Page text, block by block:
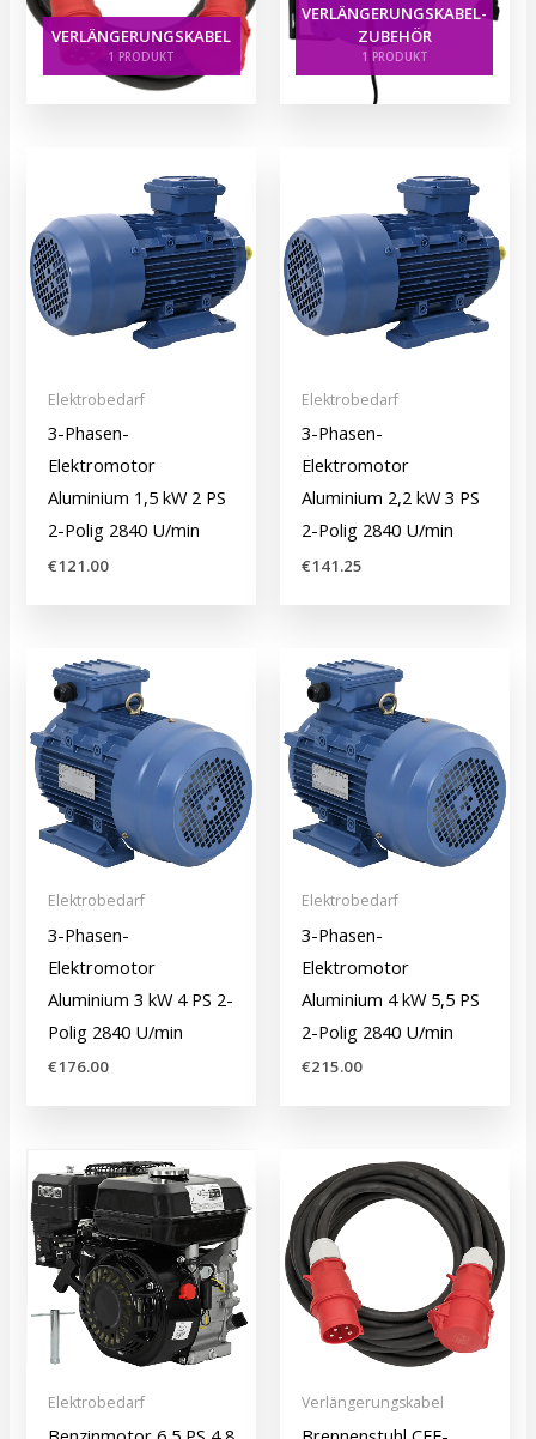
VERLÄNGERUNGSKABEL
1 PRODUKT
VERLÄNGERUNGSKABEL-
ZUBEHÖR
1 PRODUKT
Elektrobedarf
3-Phasen-
Elektromotor
Aluminium 1,5 kW 2 PS
2-Polig 2840 U/min
€121.00
Elektrobedarf
3-Phasen-
Elektromotor
Aluminium 2,2 kW 3 PS
2-Polig 2840 U/min
€141.25
Elektrobedarf
3-Phasen-
Elektromotor
Aluminium 3 kW 4 PS 2-
Polig 2840 U/min
€176.00
Elektrobedarf
3-Phasen-
Elektromotor
Aluminium 4 kW 5,5 PS
2-Polig 2840 U/min
€215.00
Elektrobedarf Verlängerungskabel